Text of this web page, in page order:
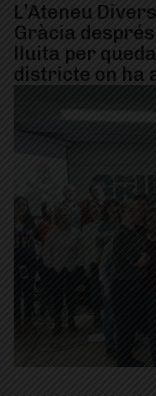
L’Ateneu
Gràcia després
lluita per
districte on ha